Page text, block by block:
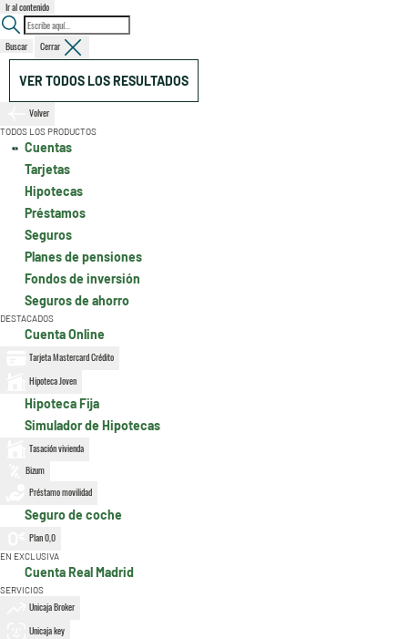
Ir al contenido
Buscar Cerrar
VER TODOS LOS RESULTADOS
Volver
TODOS LOS PRODUCTOS
Cuentas
Tarjetas
Hipotecas
Préstamos
Seguros
Planes de pensiones
Fondos de inversión
Seguros de ahorro
DESTACADOS
Cuenta Online
Tarjeta Mastercard Crédito
Hipoteca Joven
Hipoteca Fija
Simulador de Hipotecas
Tasación vivienda
Bizum
Préstamo movilidad
Seguro de coche
Plan 0,0
EN EXCLUSIVA
Cuenta Real Madrid
SERVICIOS
Unicaja Broker
Unicaja key